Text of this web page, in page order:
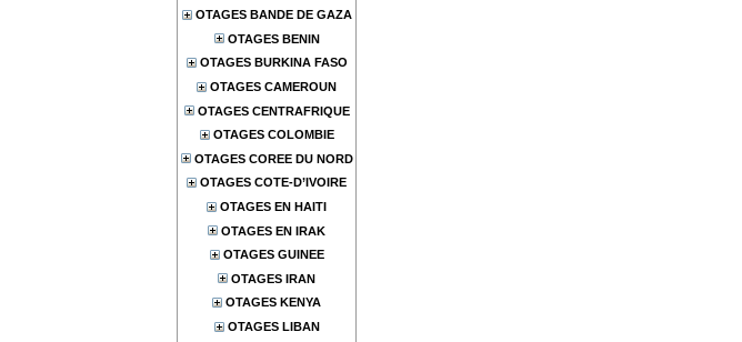
OTAGES BANDE DE GAZA
OTAGES BENIN
OTAGES BURKINA FASO
OTAGES CAMEROUN
OTAGES CENTRAFRIQUE
OTAGES COLOMBIE
OTAGES COREE DU NORD
OTAGES COTE-D’IVOIRE
OTAGES EN HAITI
OTAGES EN IRAK
OTAGES GUINEE
OTAGES IRAN
OTAGES KENYA
OTAGES LIBAN